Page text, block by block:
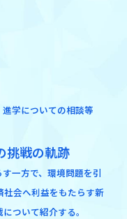
学についての相談等
挑戦の軌跡
一方で、環境問題を引
社会へ利益をもたらす新
ついて紹介する。